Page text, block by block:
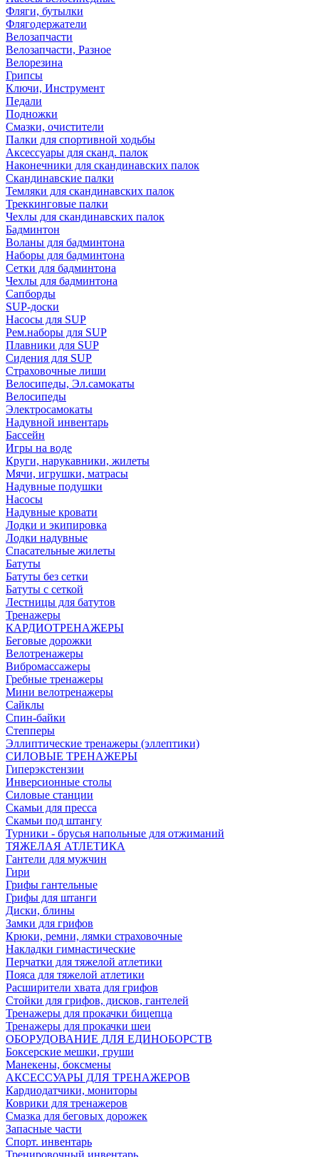
Фляги, бутылки
Флягодержатели
Велозапчасти
Велозапчасти, Разное
Велорезина
Грипсы
Ключи, Инструмент
Педали
Подножки
Смазки, очистители
Палки для спортивной ходьбы
Аксессуары для сканд. палок
Наконечники для скандинавских палок
Скандинавские палки
Темляки для скандинавских палок
Треккинговые палки
Чехлы для скандинавских палок
Бадминтон
Воланы для бадминтона
Наборы для бадминтона
Сетки для бадминтона
Чехлы для бадминтона
Сапборды
SUP-доски
Насосы для SUP
Рем.наборы для SUP
Плавники для SUP
Сидения для SUP
Страховочные лиши
Велосипеды, Эл.самокаты
Велосипеды
Электросамокаты
Надувной инвентарь
Бассейн
Игры на воде
Круги, нарукавники, жилеты
Мячи, игрушки, матрасы
Надувные подушки
Насосы
Надувные кровати
Лодки и экипировка
Лодки надувные
Спасательные жилеты
Батуты
Батуты без сетки
Батуты с сеткой
Лестницы для батутов
Тренажеры
КАРДИОТРЕНАЖЕРЫ
Беговые дорожки
Велотренажеры
Вибромассажеры
Гребные тренажеры
Мини велотренажеры
Сайклы
Спин-байки
Степперы
Эллиптические тренажеры (эллептики)
СИЛОВЫЕ ТРЕНАЖЕРЫ
Гиперэкстензии
Инверсионные столы
Силовые станции
Скамьи для пресса
Скамьи под штангу
Турники - брусья напольные для отжиманий
ТЯЖЕЛАЯ АТЛЕТИКА
Гантели для мужчин
Гири
Грифы гантельные
Грифы для штанги
Диски, блины
Замки для грифов
Крюки, ремни, лямки страховочные
Накладки гимнастические
Перчатки для тяжелой атлетики
Пояса для тяжелой атлетики
Расширители хвата для грифов
Стойки для грифов, дисков, гантелей
Тренажеры для прокачки бицепца
Тренажеры для прокачки шеи
ОБОРУДОВАНИЕ ДЛЯ ЕДИНОБОРСТВ
Боксерские мешки, груши
Манекены, боксмены
АКСЕССУАРЫ ДЛЯ ТРЕНАЖЕРОВ
Кардиодатчики, мониторы
Коврики для тренажеров
Смазка для беговых дорожек
Запасные части
Спорт. инвентарь
Тренировочный инвентарь